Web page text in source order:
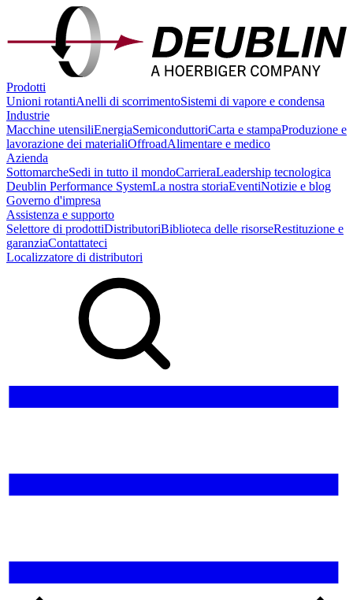
Prodotti
Unioni rotantiAnelli di scorrimentoSistemi di vapore e condensa
Industrie
Macchine utensiliEnergiaSemiconduttoriCarta e stampaProduzione e
lavorazione dei materialiOffroadAlimentare e medico
Azienda
SottomarcheSedi in tutto il mondoCarrieraLeadership tecnologica
Deublin Performance SystemLa nostra storiaEventiNotizie e blog
Governo d'impresa
Assistenza e supporto
Selettore di prodottiDistributoriBiblioteca delle risorseRestituzione e
garanziaContattateci
Localizzatore di distributori